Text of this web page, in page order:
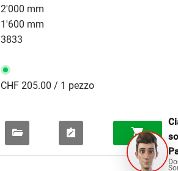
2'000 mm
1'600 mm
3833
CHF 205.00 / 1 pezzo